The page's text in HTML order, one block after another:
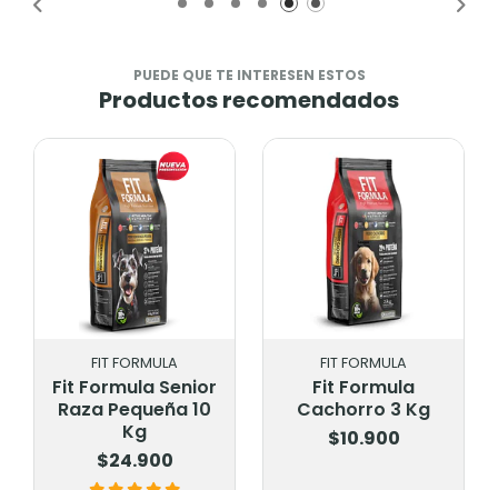
PUEDE QUE TE INTERESEN ESTOS
Productos recomendados
FIT FORMULA
Fit Formula
Cachorro 3 Kg
$10.900
FIT FORMULA
Fit Formula Senior
20 Kg
$44.900